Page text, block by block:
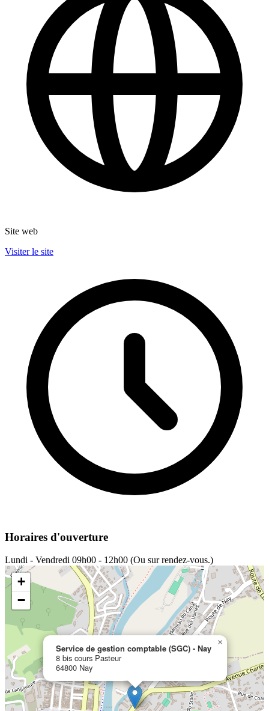
Site web
Visiter le site
Horaires d'ouverture
Lundi - Vendredi 09h00 - 12h00 (Ou sur rendez-vous.)
Service de gestion comptable (SGC) - Nay
8 bis cours Pasteur
64800 Nay
×
+
−